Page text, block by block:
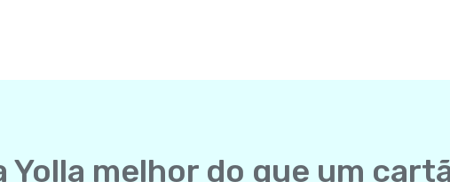
Yolla melhor do que um